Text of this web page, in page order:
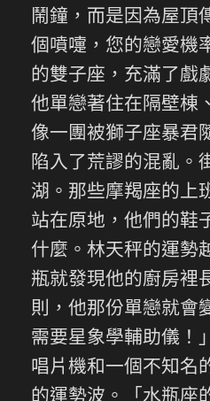
鬧鐘，而是因為屋頂
個噴嚏，您的戀愛機
的雙子座，充滿了戲
他單戀著住在隔壁棟
像一團被獅子座暴君
陷入了荒謬的混亂。
湖。那些摩羯座的上
站在原地，他們的鞋
什麼。林天秤的運勢
瓶就發現他的廚房裡
則，他那份單戀就會
需要星象學輔助儀！
唱片機和一個不知名